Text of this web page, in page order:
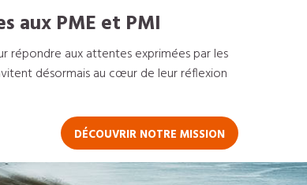
aux PME et PMI
répondre aux attentes exprimées par les
désormais au cœur de leur réflexion
DÉCOUVRIR NOTRE MISSION